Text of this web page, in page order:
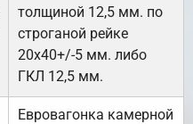
толщиной 12,5 мм. по
строганой рейке
20х40+/-5 мм. либо
ГКЛ 12,5 мм.
Евровагонка камерной